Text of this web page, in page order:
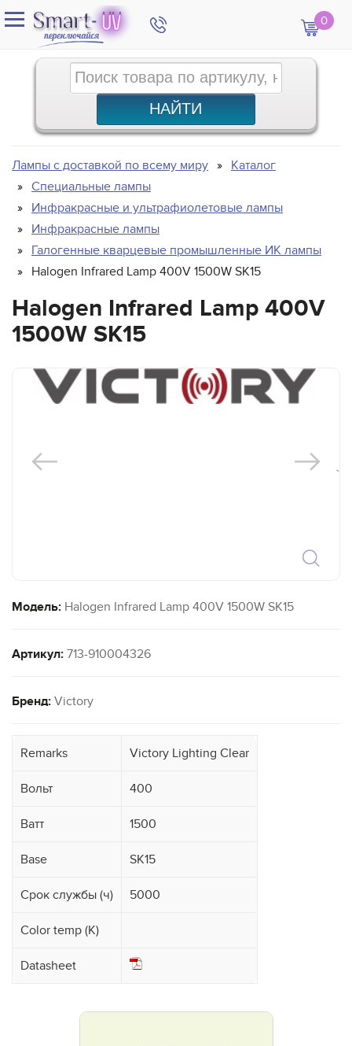
0
Лампы с доставкой по всему миру
Каталог
Специальные лампы
Инфракрасные и ультрафиолетовые лампы
Инфракрасные лампы
Галогенные кварцевые промышленные ИК лампы
Halogen Infrared Lamp 400V 1500W SK15
Halogen Infrared Lamp 400V
1500W SK15
`
Модель: Halogen Infrared Lamp 400V 1500W SK15
Артикул: 713-910004326
Бренд: Victory
Remarks Victory Lighting Clear
Вольт 400
Ватт 1500
Base SK15
Срок службы (ч) 5000
Color temp (K)
Datasheet